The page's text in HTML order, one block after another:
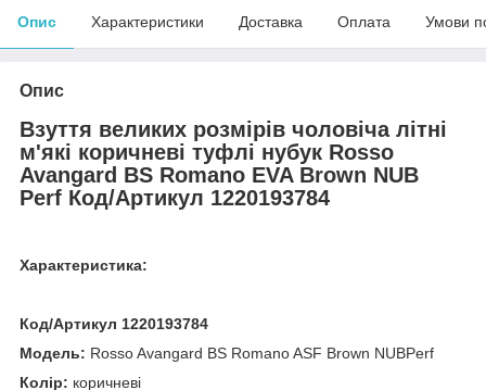
Опис Характеристики Доставка Оплата Умови
Опис
Взуття великих розмірів чоловіча літні
м'які коричневі туфлі нубук Rosso
Avangard BS Romano EVA Brown NUB
Perf Код/Артикул 1220193784
Характеристика:
Код/Артикул 1220193784
Модель: Rosso Avangard BS Romano ASF Brown NUBPerf
Колір: коричневі